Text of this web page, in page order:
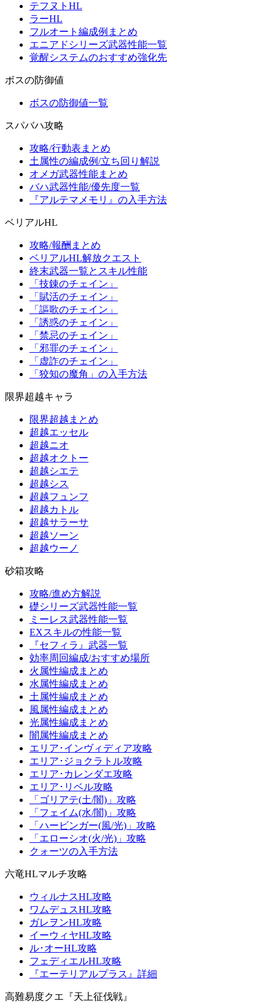
テフヌトHL
ラーHL
フルオート編成例まとめ
エニアドシリーズ武器性能一覧
覚醒システムのおすすめ強化先
ボスの防御値
ボスの防御値一覧
スパバハ攻略
攻略/行動表まとめ
土属性の編成例/立ち回り解説
オメガ武器性能まとめ
バハ武器性能/優先度一覧
『アルテマメモリ』の入手方法
ベリアルHL
攻略/報酬まとめ
ベリアルHL解放クエスト
終末武器一覧とスキル性能
「技錬のチェイン」
「賦活のチェイン」
「謳歌のチェイン」
「誘惑のチェイン」
「禁忌のチェイン」
「邪罪のチェイン」
「虚詐のチェイン」
「狡知の魔角」の入手方法
限界超越キャラ
限界超越まとめ
超越エッセル
超越ニオ
超越オクトー
超越シエテ
超越シス
超越フュンフ
超越カトル
超越サラーサ
超越ソーン
超越ウーノ
砂箱攻略
攻略/進め方解説
礎シリーズ武器性能一覧
ミーレス武器性能一覧
EXスキルの性能一覧
『セフィラ』武器一覧
効率周回編成/おすすめ場所
火属性編成まとめ
水属性編成まとめ
土属性編成まとめ
風属性編成まとめ
光属性編成まとめ
闇属性編成まとめ
エリア･インヴィディア攻略
エリア･ジョクラトル攻略
エリア･カレンダエ攻略
エリア･リベル攻略
「ゴリアテ(土/闇)」攻略
「フェイム(水/闇)」攻略
「ハービンガー(風/光)」攻略
「エローシオ(火/光)」攻略
クォーツの入手方法
六竜HLマルチ攻略
ウィルナスHL攻略
ワムデュスHL攻略
ガレヲンHL攻略
イーウィヤHL攻略
ル･オーHL攻略
フェディエルHL攻略
『エーテリアルプラス』詳細
高難易度クエ『天上征伐戦』